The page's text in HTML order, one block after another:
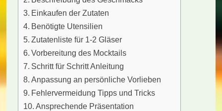
Einkaufen der Zutaten
Benötigte Utensilien
Zutatenliste für 1-2 Gläser
Vorbereitung des Mocktails
Schritt für Schritt Anleitung
Anpassung an persönliche Vorlieben
Fehlervermeidung Tipps und Tricks
Ansprechende Präsentation